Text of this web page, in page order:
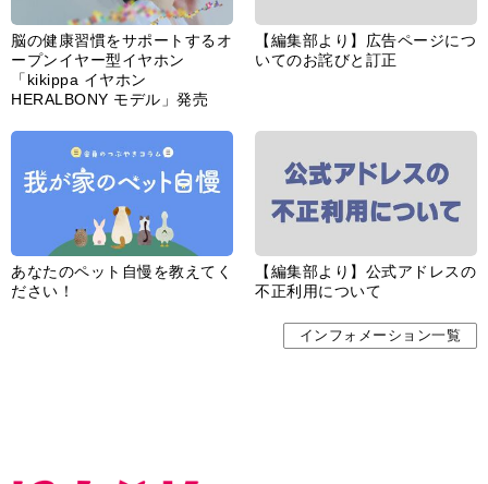
脳の健康習慣をサポートするオ
ープンイヤー型イヤホン
「kikippa イヤホン
HERALBONY モデル」発売
【編集部より】広告ページにつ
いてのお詫びと訂正
あなたのペット自慢を教えてく
ださい！
【編集部より】公式アドレスの
不正利用について
インフォメーション一覧